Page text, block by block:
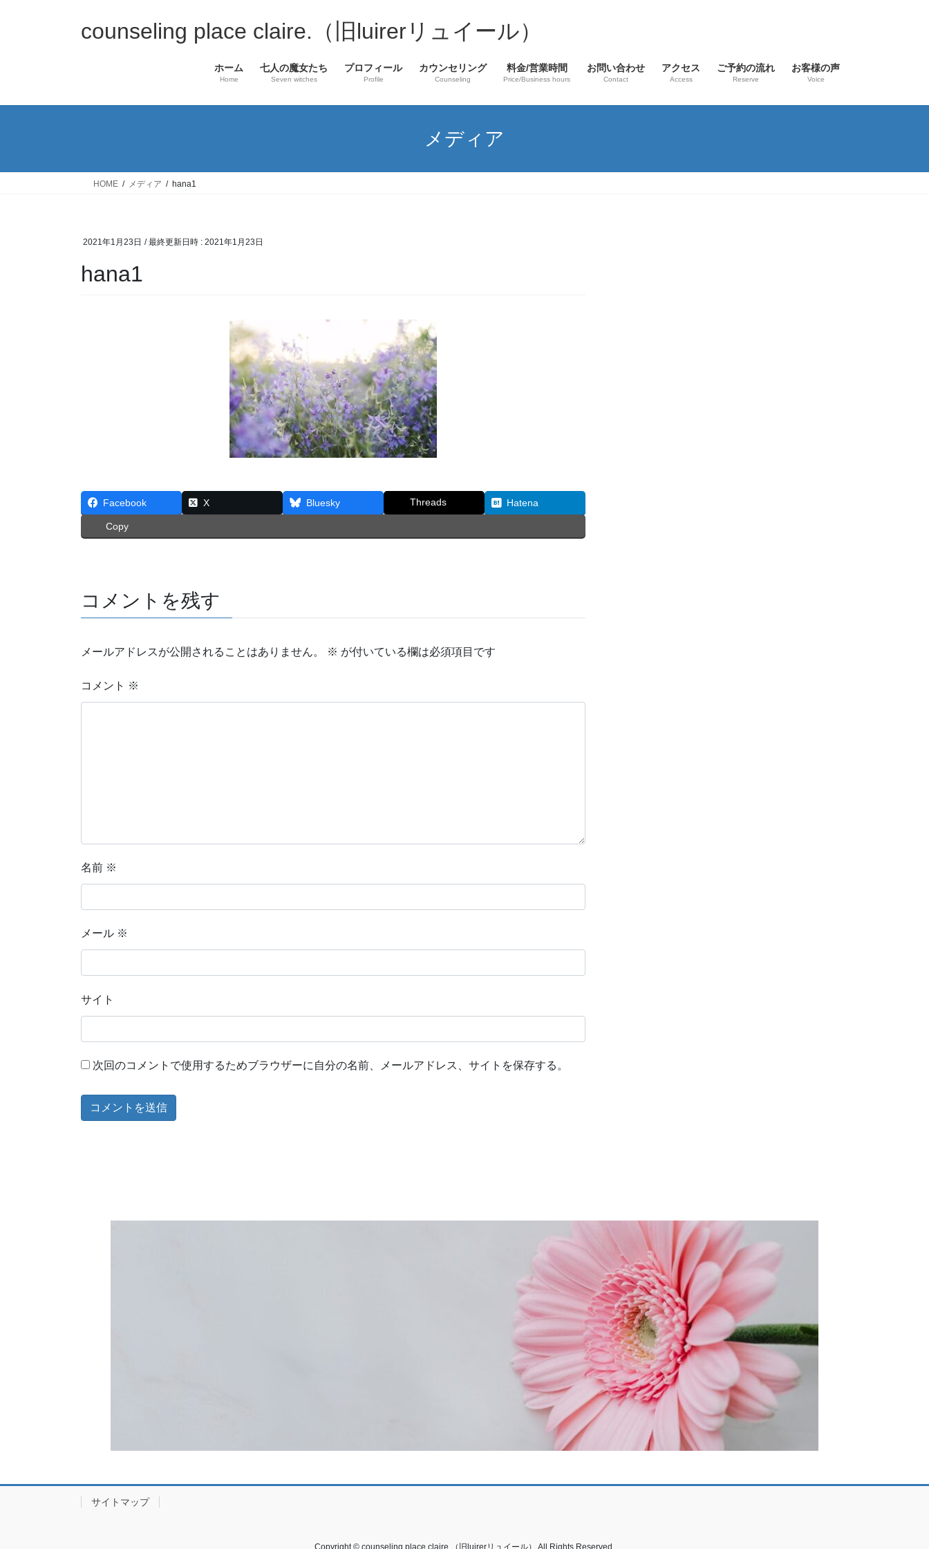
ス
ン
counseling place claire.（旧luirerリュイール）
ホーム
Home
七人の魔女たち
Seven witches
プロフィール
Profile
カウンセリング
Counseling
料金/営業時間
Price/Business hours
お問い合わせ
Contact
アクセス
Access
ご予約の流れ
Reserve
お客様の声
Voice
メディア
HOME メディア hana1
2021年1月23日 / 最終更新日時 : 2021年1月23日
hana1
Facebook X Bluesky Threads Hatena
Copy
コメントを残す
メールアドレスが公開されることはありません。 ※ が付いている欄は必須項目です
コメント ※
名前 ※
メール ※
サイト
次回のコメントで使用するためブラウザーに自分の名前、メールアドレス、サイトを保存する。
サイトマップ
Copyright © counseling place claire.（旧luirerリュイール） All Rights Reserved.